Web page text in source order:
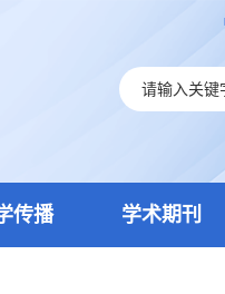
传播 学术期刊